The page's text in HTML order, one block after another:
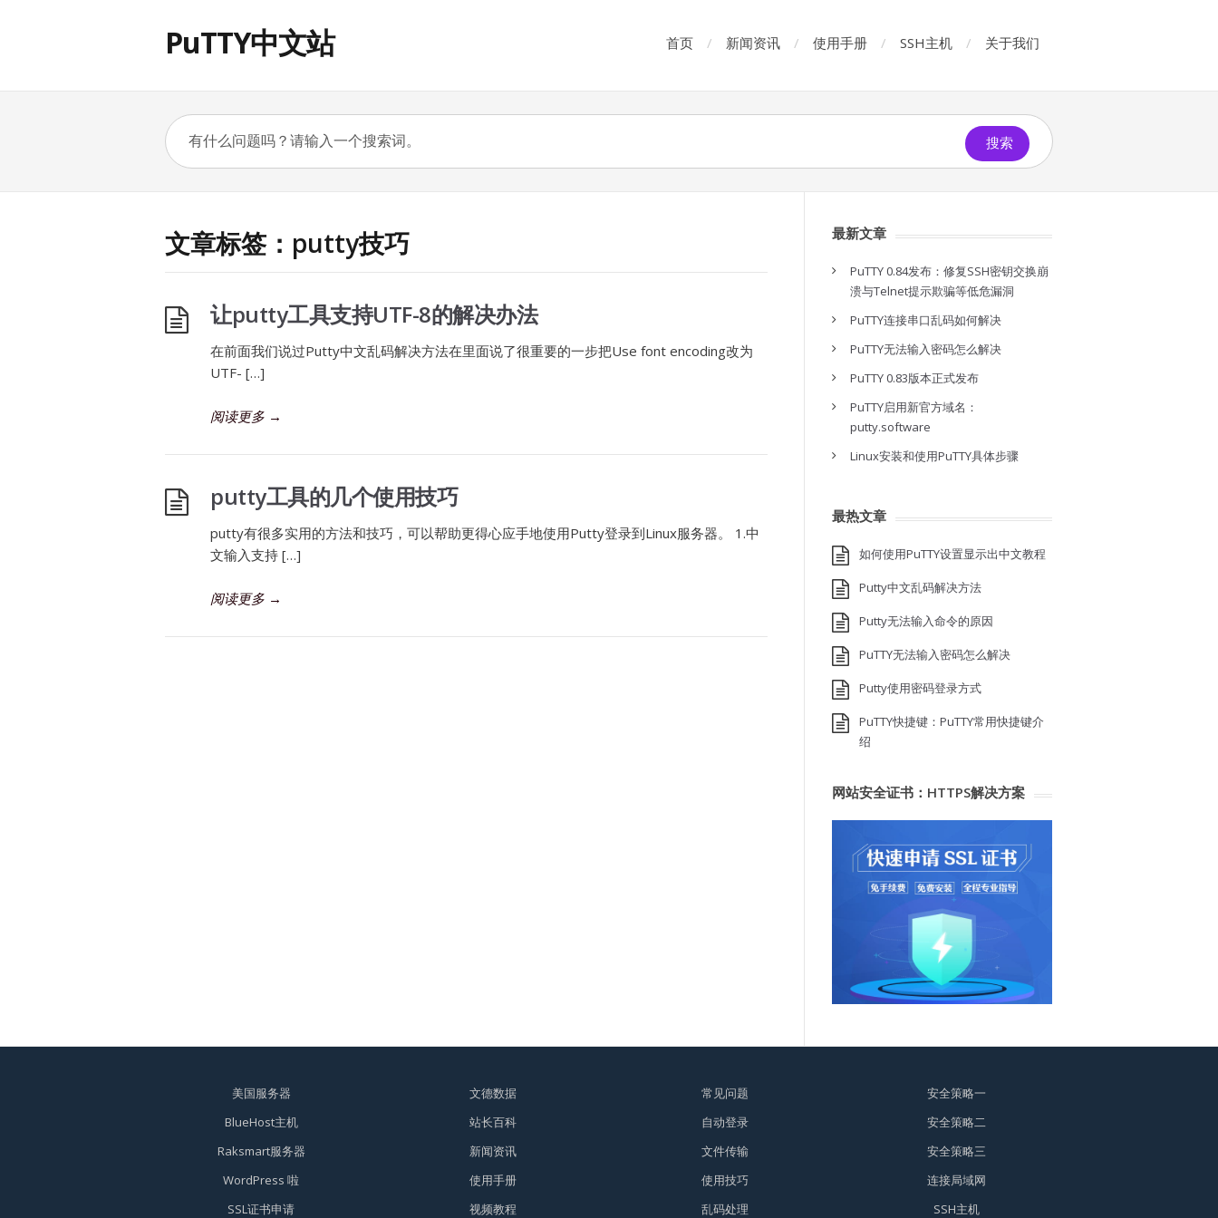
PuTTY中文站 首页 新闻资讯 使用手册 SSH主机 关于我们
搜索
文章标签：putty技巧
让putty工具支持UTF-8的解决办法
在前面我们说过Putty中文乱码解决方法在里面说了很重要的一步把Use font encoding改为
UTF- […]
阅读更多 →
putty工具的几个使用技巧
putty有很多实用的方法和技巧，可以帮助更得心应手地使用Putty登录到Linux服务器。 1.中
文输入支持 […]
阅读更多 →
最新文章
PuTTY 0.84发布：修复SSH密钥交换崩
溃与Telnet提示欺骗等低危漏洞
PuTTY连接串口乱码如何解决
PuTTY无法输入密码怎么解决
PuTTY 0.83版本正式发布
PuTTY启用新官方域名：
putty.software
Linux安装和使用PuTTY具体步骤
最热文章
如何使用PuTTY设置显示出中文教程
Putty中文乱码解决方法
Putty无法输入命令的原因
PuTTY无法输入密码怎么解决
Putty使用密码登录方式
PuTTY快捷键：PuTTY常用快捷键介
绍
网站安全证书：HTTPS解决方案
美国服务器
BlueHost主机
Raksmart服务器
WordPress 啦
SSL证书申请
文德数据
站长百科
新闻资讯
使用手册
视频教程
常见问题
自动登录
文件传输
使用技巧
乱码处理
安全策略一
安全策略二
安全策略三
连接局域网
SSH主机